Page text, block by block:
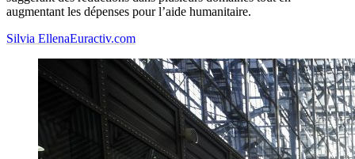
augmentant les dépenses pour l’aide humanitaire.
Silvia EllenaEuractiv.com